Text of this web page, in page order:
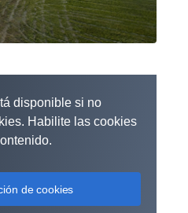
disponible si no
Habilite las cookies
de cookies